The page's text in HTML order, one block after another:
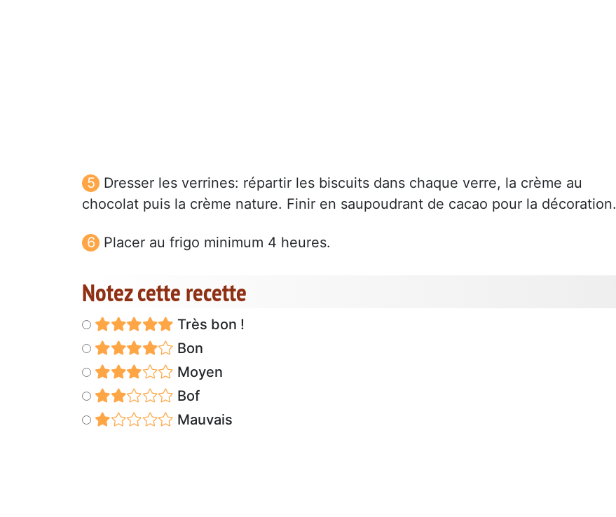
Dresser les verrines: répartir les biscuits dans chaque verre, la crème au
chocolat puis la crème nature. Finir en saupoudrant de cacao pour la décoration.
Placer au frigo minimum 4 heures.
Notez cette recette
Très bon !
Bon
Moyen
Bof
Mauvais